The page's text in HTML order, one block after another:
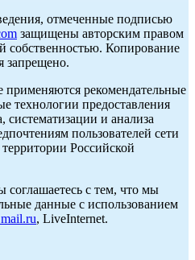
отмеченные подписью
защищены авторским правом
собственностью. Копирование
запрещено.
рекомендательные
технологии предоставления
и анализа
пользователей сети
Российской
соглашаетесь с тем, что мы
данные с использованием
, LiveInternet.